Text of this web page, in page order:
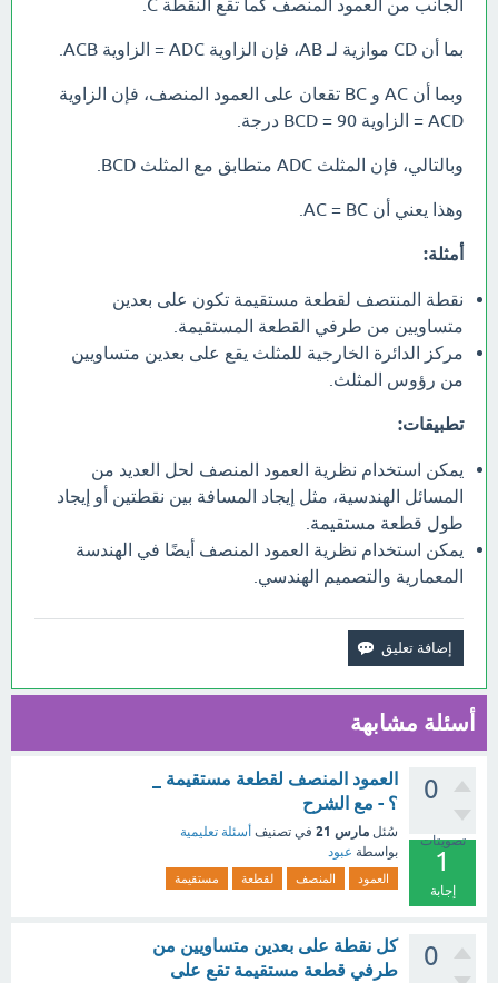
الجانب من العمود المنصف كما تقع النقطة C.
بما أن CD موازية لـ AB، فإن الزاوية ADC = الزاوية ACB.
وبما أن AC و BC تقعان على العمود المنصف، فإن الزاوية
ACD = الزاوية BCD = 90 درجة.
وبالتالي، فإن المثلث ADC متطابق مع المثلث BCD.
وهذا يعني أن AC = BC.
أمثلة:
نقطة المنتصف لقطعة مستقيمة تكون على بعدين
متساويين من طرفي القطعة المستقيمة.
مركز الدائرة الخارجية للمثلث يقع على بعدين متساويين
من رؤوس المثلث.
تطبيقات:
يمكن استخدام نظرية العمود المنصف لحل العديد من
المسائل الهندسية، مثل إيجاد المسافة بين نقطتين أو إيجاد
طول قطعة مستقيمة.
يمكن استخدام نظرية العمود المنصف أيضًا في الهندسة
المعمارية والتصميم الهندسي.
أسئلة مشابهة
0
تصويتات
1
إجابة
العمود المنصف لقطعة مستقيمة _
؟ - مع الشرح
سُئل مارس 21 في تصنيف أسئلة تعليمية
بواسطة عبود
العمود المنصف لقطعة مستقيمة
0
كل نقطة على بعدين متساويين من
طرفي قطعة مستقيمة تقع على